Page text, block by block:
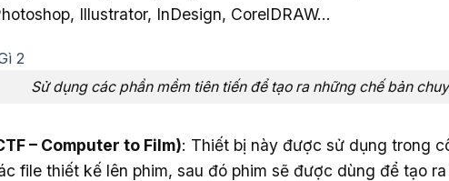
Illustrator, InDesign, CorelDRAW…
Sử dụng các phần mềm tiên tiến để tạo ra những chế bản
– Computer to Film): Thiết bị này được sử dụng trong
file thiết kế lên phim, sau đó phim sẽ được dùng để tạo ra